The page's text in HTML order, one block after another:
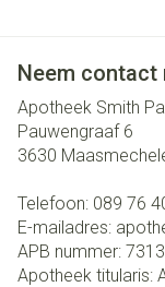
Neem contact
Apotheek Smith
Pauwengraaf 6
3630
Telefoon: 089 76
E-mailadres:
APB nummer:
Apotheek titularis: